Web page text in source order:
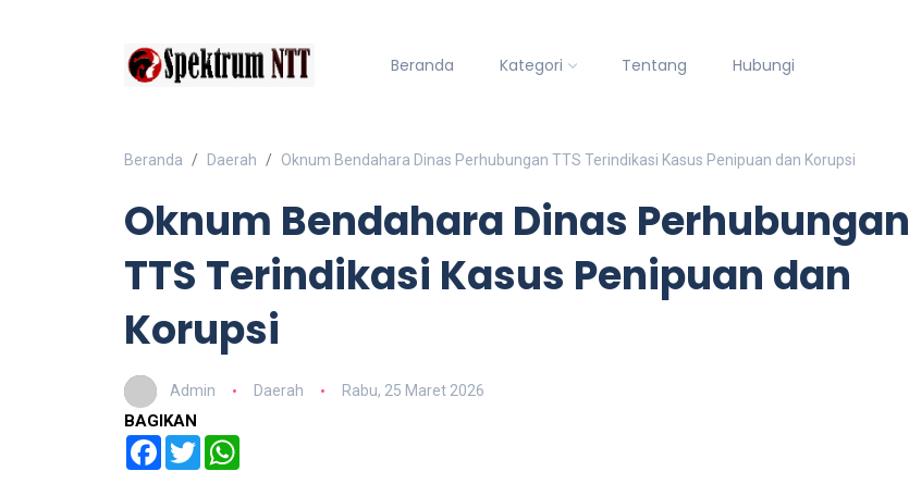
Beranda Kategori Tentang Hubungi
Beranda Daerah Oknum Bendahara Dinas Perhubungan TTS Terindikasi Kasus Penipuan dan Korupsi
Oknum Bendahara Dinas Perhubungan
TTS Terindikasi Kasus Penipuan dan
Korupsi
Admin Daerah Rabu, 25 Maret 2026
BAGIKAN
Facebook
Twitter